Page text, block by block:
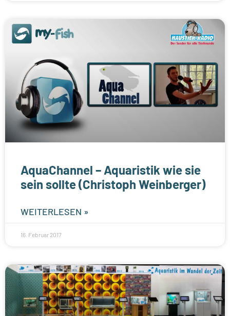
AquaChannel – Aquaristik wie sie
sein sollte (Christoph Weinberger)
WEITERLESEN »
16. Februar 2017